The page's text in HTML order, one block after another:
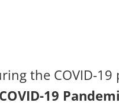
the COVID-
19